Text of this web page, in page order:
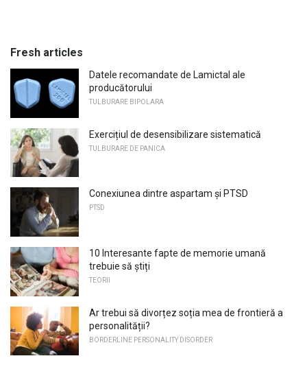
Fresh articles
Datele recomandate de Lamictal ale
producătorului
TULBURARE BIPOLARA
Exercițiul de desensibilizare sistematică
TULBURARE DE PANICA
Conexiunea dintre aspartam și PTSD
PTSD
10 Interesante fapte de memorie umană
trebuie să știți
TEORII
Ar trebui să divorțez soția mea de frontieră a
personalității?
BORDERLINE PERSONALITY DISORDER